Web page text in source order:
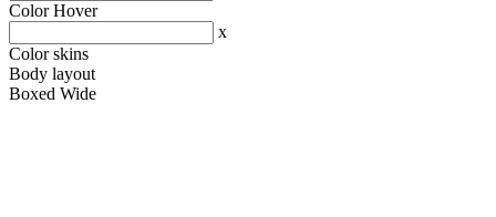
Color Hover
x
Color skins
Body layout
Boxed Wide